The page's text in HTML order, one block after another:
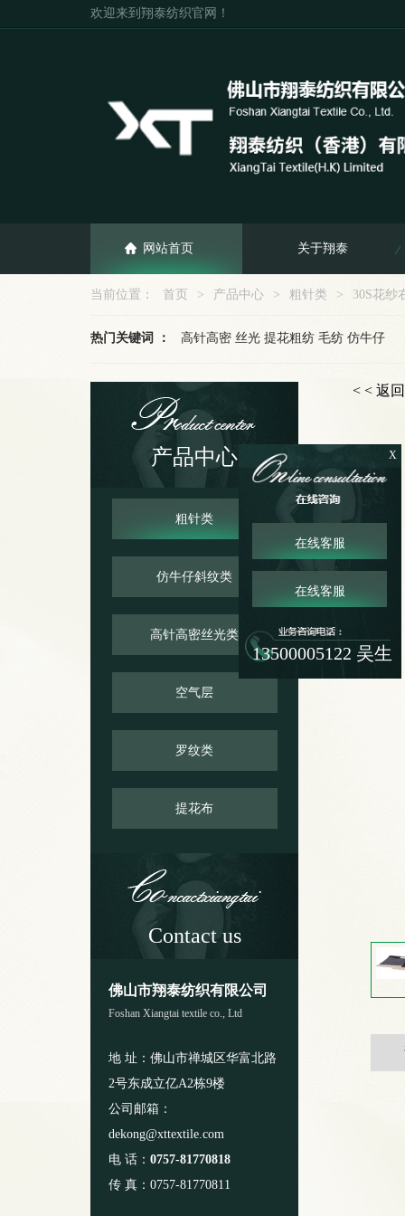
欢迎来到翔泰纺织官网！
网站首页 关于翔泰
公司简介
当前位置： 首页 > 产品中心 > 粗针类 > 30S花纱
热门关键词 ： 高针高密 丝光 提花粗纺 毛纺 仿牛仔
产品中心
粗针类
仿牛仔斜纹类
高针高密丝光类
空气层
罗纹类
提花布
Contact us
佛山市翔泰纺织有限公司
Foshan Xiangtai textile co., Ltd
地 址：佛山市禅城区华富北路
2号东成立亿A2栋9楼
公司邮箱：
dekong@xttextile.com
电 话： 0757-81770818
传 真：0757-81770811
< < 返回
X
在线客服
在线客服
13500005122 吴生